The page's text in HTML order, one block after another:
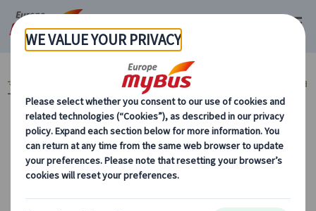
マイバス・ヨーロッパ ヨーロッパ周遊『ランドクルーズ』とは？ (59)
ヨ
ーロッパ周遊旅行『ランドクルーズ』 (59)
カテゴリーから探す
解散都市から選ぶ